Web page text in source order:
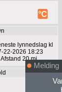
°C
lynnedslag kl
22-2026 18:23
Afstand 20 mi
Offline
Melding